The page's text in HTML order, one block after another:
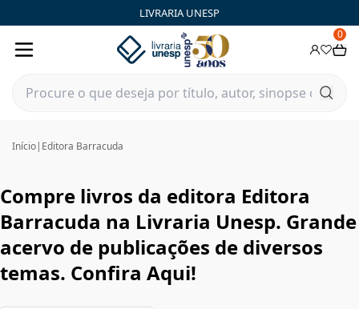
LIVRARIA UNESP
0
Início| Editora Barracuda
Compre livros da editora Editora
Barracuda na Livraria Unesp. Grande
acervo de publicações de diversos
temas. Confira Aqui!
Editora Barracuda|Livraria Unesp | FastStore PLP